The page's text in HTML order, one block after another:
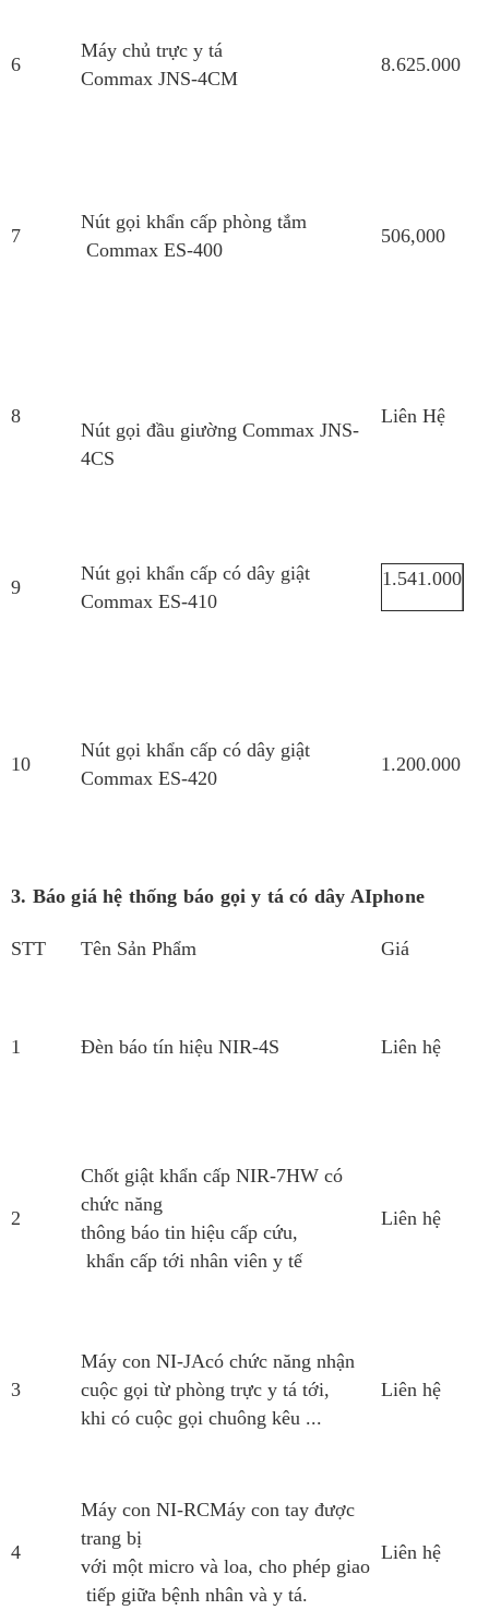
6
Máy chủ trực y tá
Commax JNS-4CM
8.625.000
7
Nút gọi khẩn cấp phòng tắm
Commax ES-400
506,000
8
Nút gọi đầu giường Commax JNS-
4CS
Liên Hệ
9
Nút gọi khẩn cấp có dây giật
Commax ES-410
1.541.000
10
Nút gọi khẩn cấp có dây giật
Commax ES-420
1.200.000
3. Báo giá hệ thống báo gọi y tá có dây AIphone
STT Tên Sản Phẩm Giá
1 Đèn báo tín hiệu NIR-4S Liên hệ
2
Chốt giật khẩn cấp NIR-7HW có
chức năng
thông báo tin hiệu cấp cứu,
khẩn cấp tới nhân viên y tế
Liên hệ
3
Máy con NI-JAcó chức năng nhận
cuộc gọi từ phòng trực y tá tới,
khi có cuộc gọi chuông kêu ...
Liên hệ
4
Máy con NI-RCMáy con tay được
trang bị
với một micro và loa, cho phép giao
tiếp giữa bệnh nhân và y tá.
Liên hệ